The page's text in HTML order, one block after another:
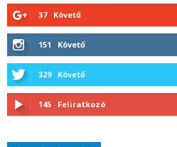
37 Követő
151 Követő
329 Követő
145 Feliratkozó